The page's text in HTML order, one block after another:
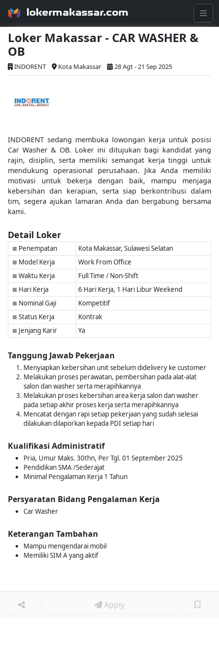
lokermakassar.com
Loker Makassar - CAR WASHER &
OB
INDORENT Kota Makassar 28 Agt - 21 Sep 2025
INDORENT sedang membuka lowongan kerja untuk posisi
Car Washer & OB. Loker ini ditujukan bagi kandidat yang
rajin, disiplin, serta memiliki semangat kerja tinggi untuk
mendukung operasional perusahaan. Jika Anda memiliki
motivasi untuk bekerja dengan baik, mampu menjaga
kebersihan dan kerapian, serta siap berkontribusi dalam
tim, segera ajukan lamaran Anda dan bergabung bersama
kami.
Detail Loker
■ Penempatan Kota Makassar, Sulawesi Selatan
■ Model Kerja Work From Office
■ Waktu Kerja Full Time / Non-Shift
■ Hari Kerja 6 Hari Kerja, 1 Hari Libur Weekend
■ Nominal Gaji Kompetitif
■ Status Kerja Kontrak
■ Jenjang Karir Ya
Tanggung Jawab Pekerjaan
Menyiapkan kebersihan unit sebelum didelivery ke customer
Melakukan proses perawatan, pembersihan pada alat-alat
salon dan washer serta merapihkannya
Melakukan proses kebersihan area kerja salon dan washer
pada setiap akhir proses kerja serta merapihkannya
Mencatat dengan rapi setiap pekerjaan yang sudah selesai
dilakukan dilaporkan kepada PDI setiap hari
Kualifikasi Administratif
Pria, Umur Maks. 30thn, Per Tgl. 01 September 2025
Pendidikan SMA /Sederajat
Minimal Pengalaman Kerja 1 Tahun
Persyaratan Bidang Pengalaman Kerja
Car Washer
Keterangan Tambahan
Mampu mengendarai mobil
Memiliki SIM A yang aktif
Apply